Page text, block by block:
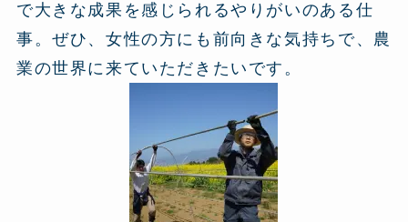
で大きな成果を感じられるやりがいのある仕
事。ぜひ、女性の方にも前向きな気持ちで、農
業の世界に来ていただきたいです。